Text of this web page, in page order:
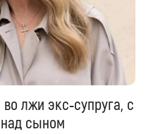
лжи экс‑супруга, с
сыном